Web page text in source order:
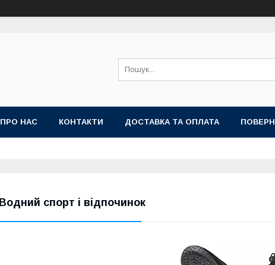
ПРО НАС КОНТАКТИ ДОСТАВКА ТА ОПЛАТА
Водний спорт і відпочинок